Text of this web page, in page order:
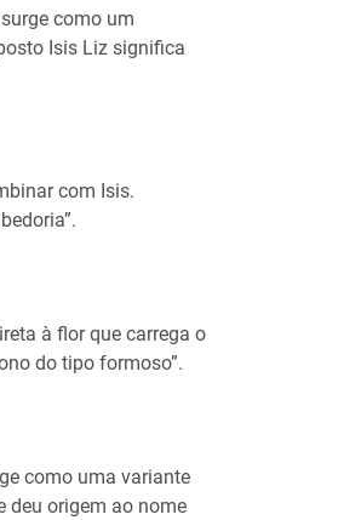
como um
Isis Liz significa
com Isis.
à flor que carrega o
do tipo formoso”.
como uma variante
deu origem ao nome